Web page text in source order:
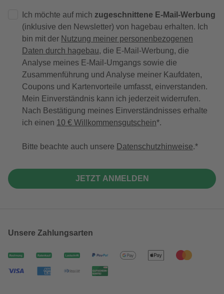
Ich möchte auf mich zugeschnittene E-Mail-Werbung
(inklusive den Newsletter) von hagebau erhalten. Ich
bin mit der Nutzung meiner personenbezogenen
Daten durch hagebau, die E-Mail-Werbung, die
Analyse meines E-Mail-Umgangs sowie die
Zusammenführung und Analyse meiner Kaufdaten,
Coupons und Kartenvorteile umfasst, einverstanden.
Mein Einverständnis kann ich jederzeit widerrufen.
Nach Bestätigung meines Einverständnisses erhalte
ich einen 10 € Willkommensgutschein*.
Bitte beachte auch unsere Datenschutzhinweise.
JETZT ANMELDEN
Unsere Zahlungsarten